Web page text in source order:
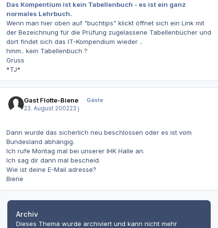
Das Kompentium ist kein Tabellenbuch - es ist ein ganz
normales Lehrbuch.
Wenn man hier oben auf "buchtips" klickt öffnet sich ein Link mit
der Bezeichnung für die Prüfung zugelassene Tabellenbücher und
dort findet sich das IT-Kompendium wieder ..
hmm.. kein Tabellenbuch ?
Gruss
*TJ*
Gast Flotte-Biene
Gäste
23. August 200223 j
Dann wurde das sicherlich neu beschlossen oder es ist vom
Bundesland abhängig.
Ich rufe Montag mal bei unserer IHK Halle an.
Ich sag dir dann mal bescheid.
Wie ist deine E-Mail adresse?
Biene
Archiv
Dieses Thema wurde archiviert und kann nicht mehr